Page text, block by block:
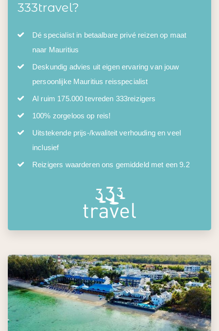
333travel?
Dé specialist in betaalbare privé reizen op maat
naar Mauritius
Deskundig advies uit eigen ervaring van jouw
persoonlijke Mauritius reisspecialist
Al ruim 175.000 tevreden 333reizigers
100% zorgeloos op reis!
Uitstekende prijs-/kwaliteit verhouding en veel
inclusief
Reizigers waarderen ons gemiddeld met een 9.2